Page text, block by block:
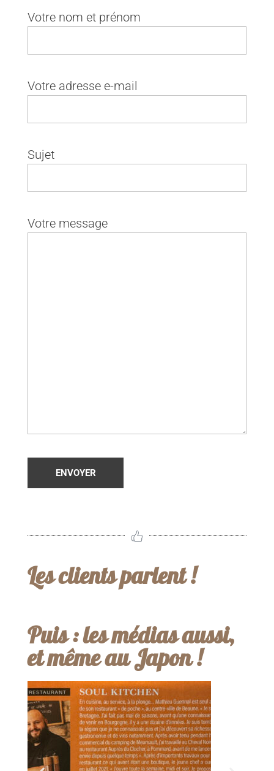
Votre nom et prénom
Votre adresse e-mail
Sujet
Votre message
Les clients parlent !
Puis : les médias aussi,
et même au Japon !